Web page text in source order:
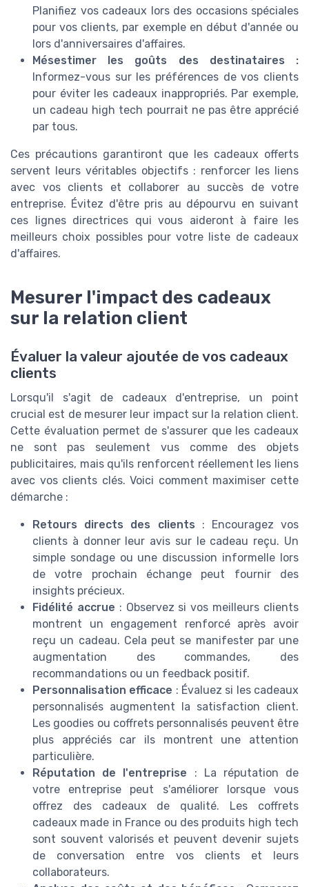
Planifiez vos cadeaux lors des occasions spéciales
pour vos clients, par exemple en début d'année ou
lors d'anniversaires d'affaires.
Mésestimer les goûts des destinataires :
Informez-vous sur les préférences de vos clients
pour éviter les cadeaux inappropriés. Par exemple,
un cadeau high tech pourrait ne pas être apprécié
par tous.
Ces précautions garantiront que les cadeaux offerts
servent leurs véritables objectifs : renforcer les liens
avec vos clients et collaborer au succès de votre
entreprise. Évitez d'être pris au dépourvu en suivant
ces lignes directrices qui vous aideront à faire les
meilleurs choix possibles pour votre liste de cadeaux
d'affaires.
Mesurer l'impact des cadeaux
sur la relation client
Évaluer la valeur ajoutée de vos cadeaux
clients
Lorsqu'il s'agit de cadeaux d'entreprise, un point
crucial est de mesurer leur impact sur la relation client.
Cette évaluation permet de s'assurer que les cadeaux
ne sont pas seulement vus comme des objets
publicitaires, mais qu'ils renforcent réellement les liens
avec vos clients clés. Voici comment maximiser cette
démarche :
Retours directs des clients : Encouragez vos
clients à donner leur avis sur le cadeau reçu. Un
simple sondage ou une discussion informelle lors
de votre prochain échange peut fournir des
insights précieux.
Fidélité accrue : Observez si vos meilleurs clients
montrent un engagement renforcé après avoir
reçu un cadeau. Cela peut se manifester par une
augmentation des commandes, des
recommandations ou un feedback positif.
Personnalisation efficace : Évaluez si les cadeaux
personnalisés augmentent la satisfaction client.
Les goodies ou coffrets personnalisés peuvent être
plus appréciés car ils montrent une attention
particulière.
Réputation de l'entreprise : La réputation de
votre entreprise peut s'améliorer lorsque vous
offrez des cadeaux de qualité. Les coffrets
cadeaux made in France ou des produits high tech
sont souvent valorisés et peuvent devenir sujets
de conversation entre vos clients et leurs
collaborateurs.